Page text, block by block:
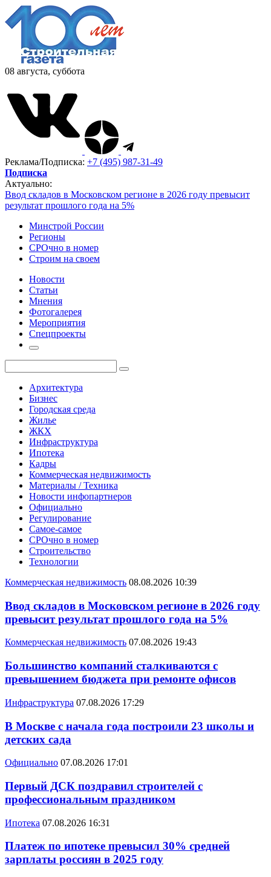
08 августа, суббота
Реклама/Подписка: +7 (495) 987-31-49
Подписка
Актуально:
Ввод складов в Московском регионе в 2026 году превысит
результат прошлого года на 5%
Минстрой России
Регионы
СРОчно в номер
Строим на своем
Новости
Статьи
Мнения
Фотогалерея
Мероприятия
Спецпроекты
Архитектура
Бизнес
Городская среда
Жилье
ЖКХ
Инфраструктура
Ипотека
Кадры
Коммерческая недвижимость
Материалы / Техника
Новости инфопартнеров
Официально
Регулирование
Самое-самое
СРОчно в номер
Строительство
Технологии
Коммерческая недвижимость 08.08.2026 10:39
Ввод складов в Московском регионе в 2026 году
превысит результат прошлого года на 5%
Коммерческая недвижимость 07.08.2026 19:43
Большинство компаний сталкиваются с
превышением бюджета при ремонте офисов
Инфраструктура 07.08.2026 17:29
В Москве с начала года построили 23 школы и
детских сада
Официально 07.08.2026 17:01
Первый ДСК поздравил строителей с
профессиональным праздником
Ипотека 07.08.2026 16:31
Платеж по ипотеке превысил 30% средней
зарплаты россиян в 2025 году